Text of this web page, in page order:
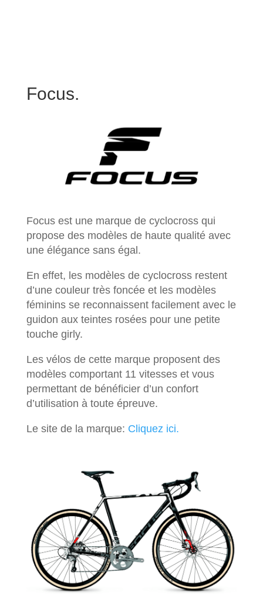
Focus.
Focus est une marque de cyclocross qui
propose des modèles de haute qualité avec
une élégance sans égal.
En effet, les modèles de cyclocross restent
d’une couleur très foncée et les modèles
féminins se reconnaissent facilement avec le
guidon aux teintes rosées pour une petite
touche girly.
Les vélos de cette marque proposent des
modèles comportant 11 vitesses et vous
permettant de bénéficier d’un confort
d’utilisation à toute épreuve.
Le site de la marque: Cliquez ici.